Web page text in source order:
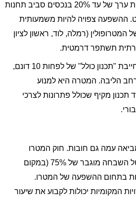
על פי הערכות, צפויה עליית ערך של עד 20% בנכסים סביב תחנות
ההשפעה צפויה להיות משמעותית
(רמלה, לוד, ראשון לציון
תשתפר דרמטית.
חשוב לציין כי התוכנית מחייבת "תכנון כולל" של לפחות 10 דונם,
על תמ"א 38 במרחב הליבה. המטרה היא למנוע
תכנון מקיף שכולל פתרונות לצרכי
עמה גם חובות. חוק המטרו
שאושר ב-2021 קובע היטל השבחה מוגבר של 75% (במקום
בתחום ההשפעה של המטרו.
המקומיות יכולות לקבוע את שיעור